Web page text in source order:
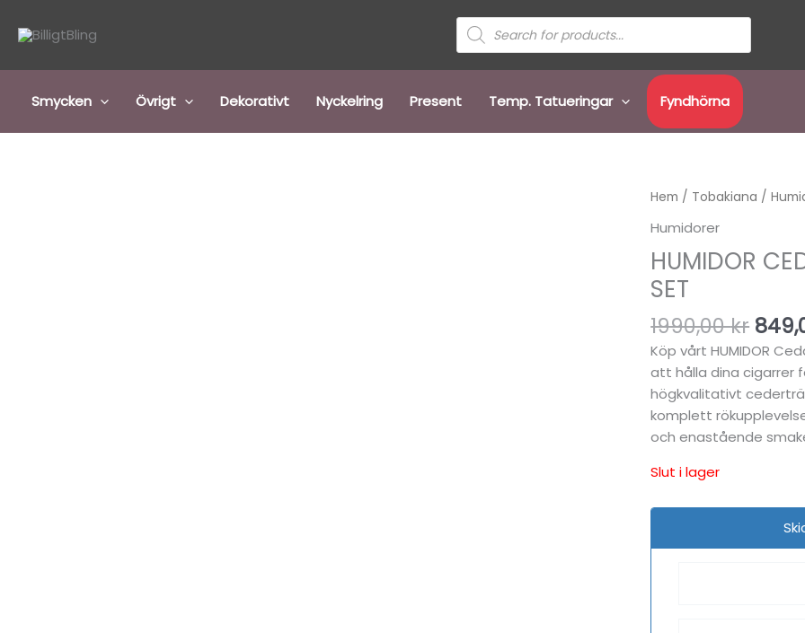
Sök
efter
produkter
Smycken Övrigt Dekorativt Nyckelring Present Temp. Tatueringar Fyndhörna
Hem / Tobakiana /
Humidorer
HUMIDOR
SET
1990,00kr
Det
var:
Köp vårt HUMIDOR
att hålla dina cigarrer
högkvalitativt
komplett
och enastående
Slut i lager